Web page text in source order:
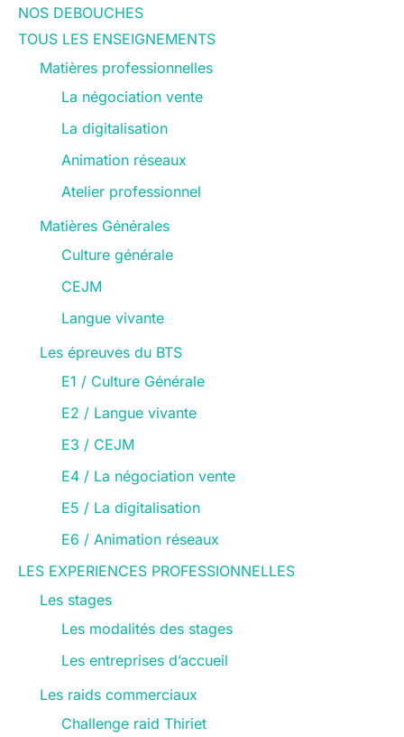
NOS DEBOUCHES
TOUS LES ENSEIGNEMENTS
Matières professionnelles
La négociation vente
La digitalisation
Animation réseaux
Atelier professionnel
Matières Générales
Culture générale
CEJM
Langue vivante
Les épreuves du BTS
E1 / Culture Générale
E2 / Langue vivante
E3 / CEJM
E4 / La négociation vente
E5 / La digitalisation
E6 / Animation réseaux
LES EXPERIENCES PROFESSIONNELLES
Les stages
Les modalités des stages
Les entreprises d’accueil
Les raids commerciaux
Challenge raid Thiriet